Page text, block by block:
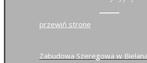
przewiń stronę
Zabudowa Szeregowa w